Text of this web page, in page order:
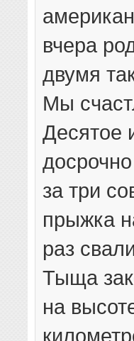
вчера
двумя
Мы
Десятое
за три
прыжка
раз
Тыща
на